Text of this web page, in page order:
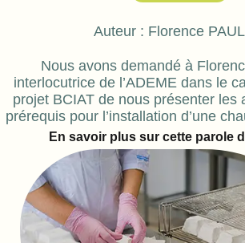
Auteur : Florence
Nous avons demandé à
interlocutrice de l’ADEME dans le
projet BCIAT de nous présenter les
prérequis pour l’installation d’une
En savoir plus sur cette parole